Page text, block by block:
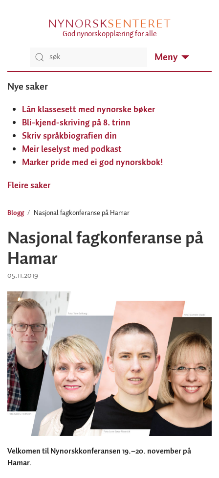
NYNORSKSENTERET
God nynorskopplæring for alle
Meny
Nye saker
Lån klassesett med nynorske bøker
Bli-kjend-skriving på 8. trinn
Skriv språkbiografien din
Meir leselyst med podkast
Marker pride med ei god nynorskbok!
Fleire saker
Blogg Nasjonal fagkonferanse på Hamar
Nasjonal fagkonferanse på
Hamar
05.11.2019
Velkomen til Nynorskkonferansen 19.–20. november på
Hamar.